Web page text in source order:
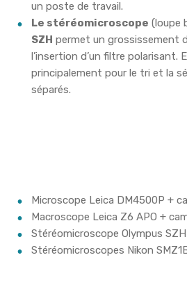
un poste de travail.
Le stéréomicroscope (loupe
SZH permet un grossissement
l’insertion d’un filtre polarisant.
principalement pour le tri et la
séparés.
Microscope Leica DM4500P +
Macroscope Leica Z6 APO +
Stéréomicroscope Olympus
Stéréomicroscopes Nikon